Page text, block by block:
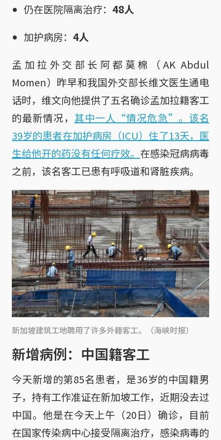
仍在医院隔离治疗： 48人
加护病房： 4人
孟加拉外交部长阿都莫棉（AK Abdul
Momen）昨早和我国外交部长维文医生通电
话时，维文向他提供了五名确诊孟加拉籍客工
的最新情况， 其中一人“情况危急”。该名
39岁的患者在加护病房（ICU）住了13天，医
生给他开的药没有任何疗效。 在感染冠病病毒
之前，该名客工已患有呼吸道和肾脏疾病。
新加坡建筑工地聘用了许多外籍客工。（海峡时报）
新增病例：中国籍客工
今天新增的第85名患者，是36岁的中国籍男
子，持有工作准证在新加坡工作，近期没去过
中国。他是在今天上午（20日）确诊，目前
在国家传染病中心接受隔离治疗，感染病毒的